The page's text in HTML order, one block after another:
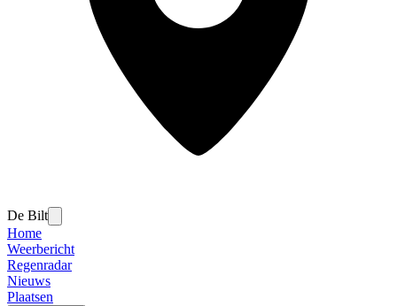
De Bilt
Home
Weerbericht
Regenradar
Nieuws
Plaatsen